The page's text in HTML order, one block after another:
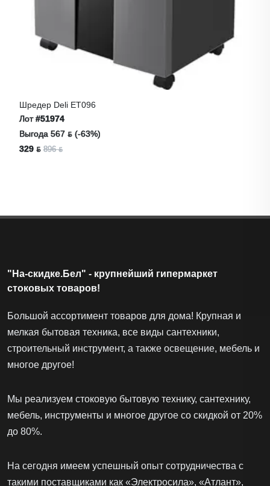
Шредер Deli ET096
Лот#51974
Выгода 567 ƃ (-63%)
329 ƃ 896 ƃ
"На-скидке.Бел" - крупнейший гипермаркет
стоковых товаров!
Большой ассортимент товаров для дома! Крупная и
мелкая бытовая техника, все виды сантехники,
строительный инструмент, а также освещение, мебель и
многое другое!
Мы реализуем стоковую бытовую технику, сантехнику,
мебель, инструменты и многое другое со скидкой от 20%
до 80%.
На сегодня имеем успешный опыт сотрудничества с
такими поставщиками как «Электросила», «Атлант»,